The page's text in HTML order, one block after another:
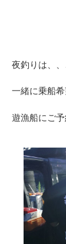
夜釣りは、
一緒に乗船
遊漁船にご予